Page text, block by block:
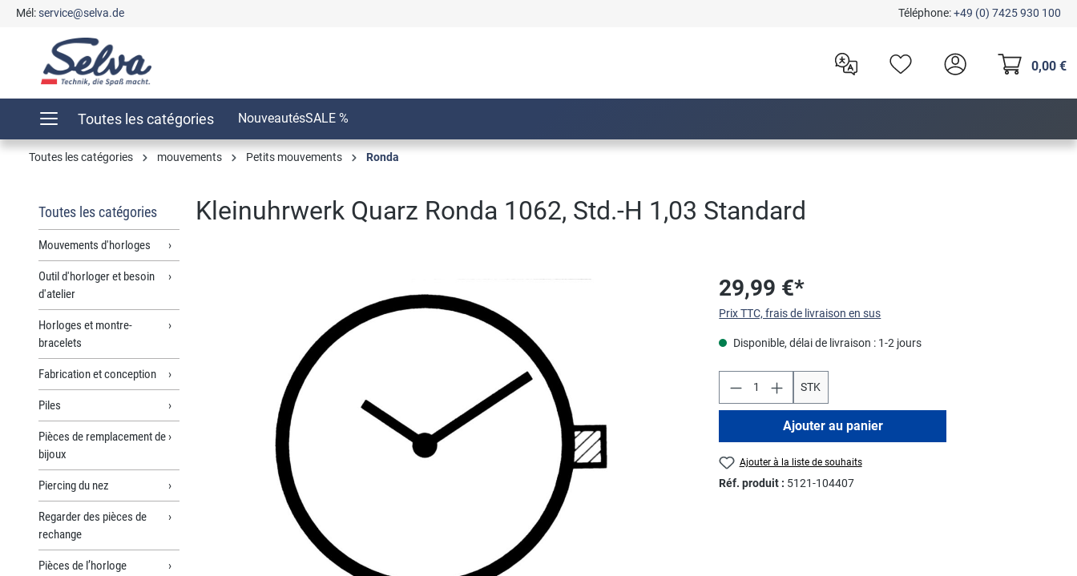
Passer à la navigation principale
Mél:service@selva.de Téléphone:+49 (0) 7425 930 100
0,00 €
Toutes les catégories NouveautésSALE %
Toutes les catégories mouvements Petits mouvements Ronda
Toutes les catégories
Mouvements d'horloges
Outil d'horloger et besoin
d'atelier
Horloges et montre-
bracelets
Fabrication et conception
Piles
Pièces de remplacement de
bijoux
Piercing du nez
Regarder des pièces de
rechange
Pièces de l’horloge
Kleinuhrwerk Quarz Ronda 1062, Std.-H 1,03 Standard
29,99 €*
Prix TTC, frais de livraison en sus
Disponible, délai de livraison : 1-2 jours
STK
Ajouter au panier
Ajouter à la liste de souhaits
Réf. produit : 5121-104407